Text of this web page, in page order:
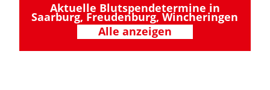
Aktuelle Blutspendetermine in
Saarburg, Freudenburg, Wincheringen
Alle anzeigen